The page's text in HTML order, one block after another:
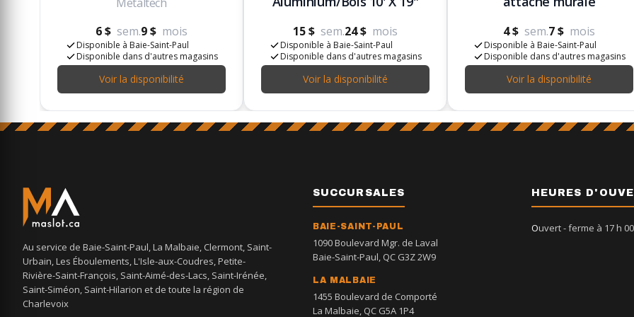
6 $ sem.9 $ mois
Disponible à Baie-Saint-Paul
Disponible dans d'autres magasins
Voir la disponibilité
15 $ sem.24 $ mois
Disponible à Baie-Saint-Paul
Disponible dans d'autres magasins
Voir la disponibilité
4 $ sem.7 $ mois
Disponible à Baie-Saint-Paul
Disponible dans d'autres magasins
Voir la disponibilité
Au service de Baie-Saint-Paul, La Malbaie, Clermont, Saint-
Urbain, Les Éboulements, L'Isle-aux-Coudres, Petite-
Rivière-Saint-François, Saint-Aimé-des-Lacs, Saint-Irénée,
Saint-Siméon, Saint-Hilarion et de toute la région de
Charlevoix
SUCCURSALES
BAIE-SAINT-PAUL
1090 Boulevard Mgr. de Laval
Baie-Saint-Paul, QC G3Z 2W9
LA MALBAIE
1455 Boulevard de Comporté
La Malbaie, QC G5A 1P4
HEURES
Ouvert- ferme à 17 h 00